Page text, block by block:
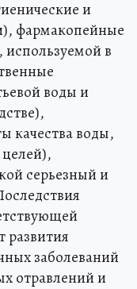
и
фармакопейные
в
воды и
качества воды,
серьезный и
заболеваний
отравлений и